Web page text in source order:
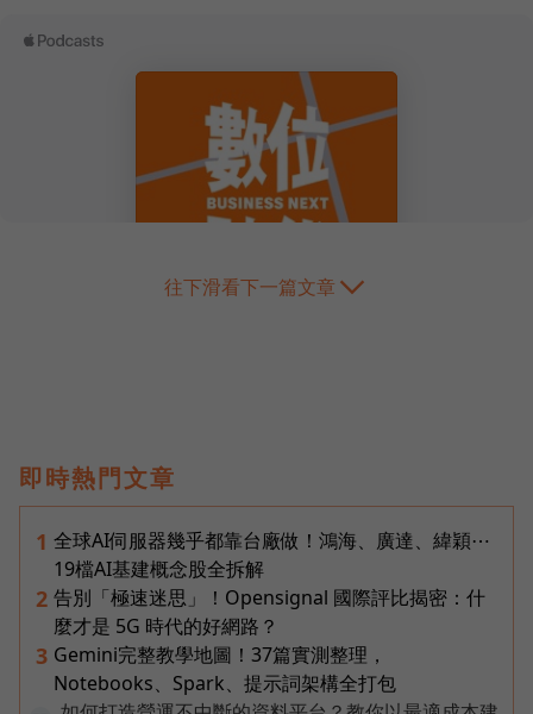
往下滑看下一篇文章
即時熱門文章
1 全球AI伺服器幾乎都靠台廠做！鴻海、廣達、緯穎⋯
19檔AI基建概念股全拆解
2 告別「極速迷思」！Opensignal 國際評比揭密：什
麼才是 5G 時代的好網路？
3 Gemini完整教學地圖！37篇實測整理，
Notebooks、Spark、提示詞架構全打包